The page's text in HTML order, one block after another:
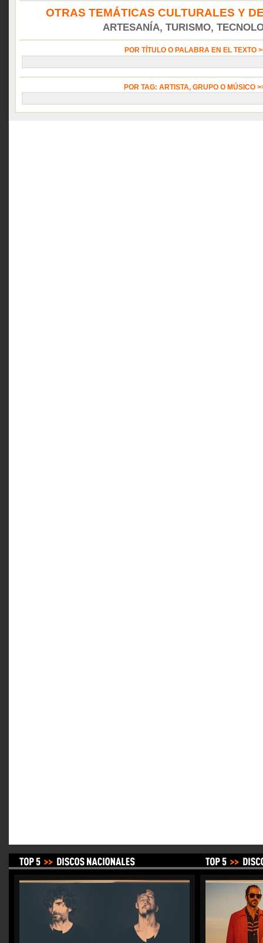
OTRAS TEMÁTICAS CULTURALES Y
ARTESANÍA, TURISMO,
POR TÍTULO O PALABRA EN EL TEXTO
POR TAG: ARTISTA, GRUPO O MÚSICO